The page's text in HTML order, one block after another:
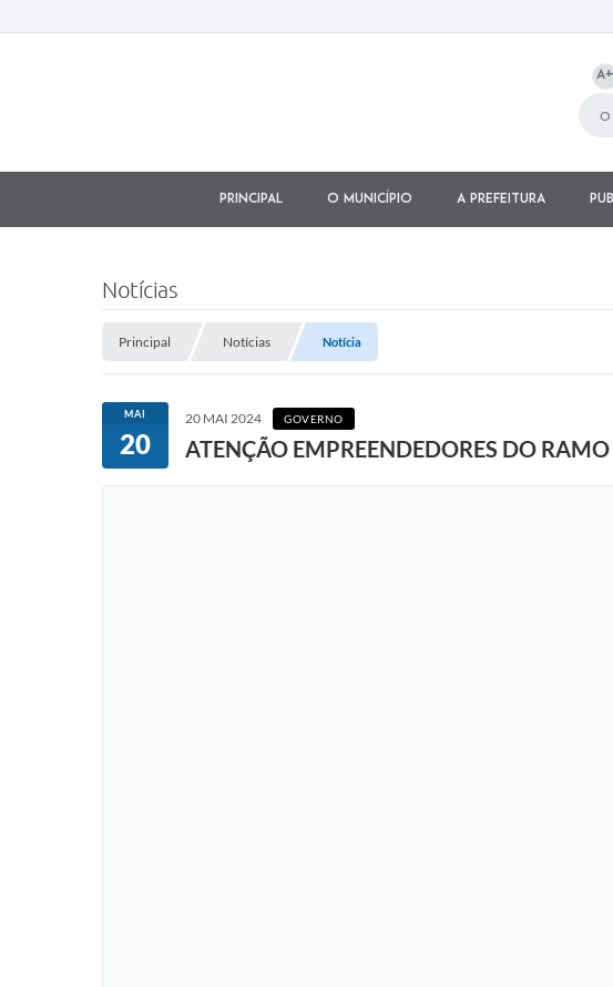
A+
Principal O município A Prefeitura
Notícias
Principal Notícias Notícia
MAI
20
20 MAI 2024 GOVERNO
ATENÇÃO EMPREENDEDORES DO